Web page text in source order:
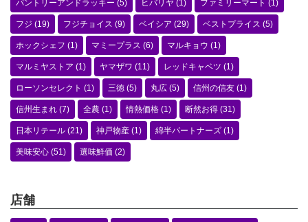
パントリーアンドラッキー (5) ヒバリヤ (1) ファミリーマート (1)
フジ (19) フジチョイス (9) ベイシア (29) ベストプライス (5)
ホックシェフ (1) マミープラス (6) マルキョウ (1)
マルミヤストア (1) ヤマザワ (11) レッドキャベツ (1)
ローソンセレクト (1) 三徳 (5) 丸広 (5) 信州の信友 (1)
信州生まれ (7) 全農 (1) 情熱価格 (1) 断然お得 (31)
日本リテール (21) 神戸物産 (1) 綿半パートナーズ (1)
美味安心 (51) 選味鮮価 (2)
店舗